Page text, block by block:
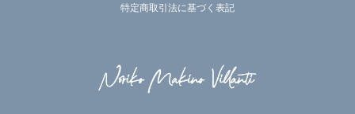
特定商取引法に基づく表記